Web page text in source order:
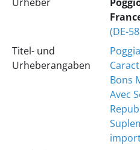
(DE-
Titel- und
Urheberangaben
Bons
Avec